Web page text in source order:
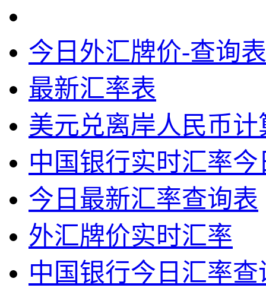
今日外汇牌价-查询
最新汇率表
美元兑离岸人民币
中国银行实时汇率今
今日最新汇率查询表
外汇牌价实时汇率
中国银行今日汇率查